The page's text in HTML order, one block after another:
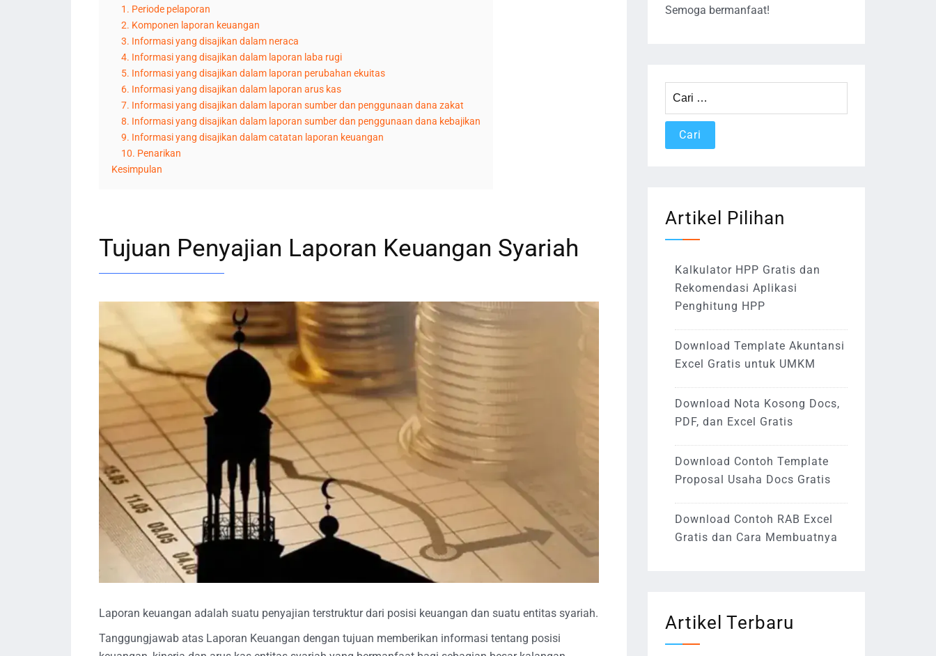
1. Periode pelaporan
2. Komponen laporan keuangan
3. Informasi yang disajikan dalam neraca
4. Informasi yang disajikan dalam laporan laba rugi
5. Informasi yang disajikan dalam laporan perubahan ekuitas
6. Informasi yang disajikan dalam laporan arus kas
7. Informasi yang disajikan dalam laporan sumber dan penggunaan dana zakat
8. Informasi yang disajikan dalam laporan sumber dan penggunaan dana kebajikan
9. Informasi yang disajikan dalam catatan laporan keuangan
10. Penarikan
Kesimpulan
Tujuan Penyajian Laporan Keuangan Syariah
Laporan keuangan adalah suatu penyajian terstruktur dari posisi keuangan dan suatu entitas syariah.
Tanggungjawab atas Laporan Keuangan dengan tujuan memberikan informasi tentang posisi
Semoga bermanfaat!
untuk:
Artikel Pilihan
Kalkulator HPP Gratis dan
Rekomendasi Aplikasi
Penghitung HPP
Download Template Akuntansi
Excel Gratis untuk UMKM
Download Nota Kosong Docs,
PDF, dan Excel Gratis
Download Contoh Template
Proposal Usaha Docs Gratis
Download Contoh RAB Excel
Gratis dan Cara Membuatnya
Artikel Terbaru